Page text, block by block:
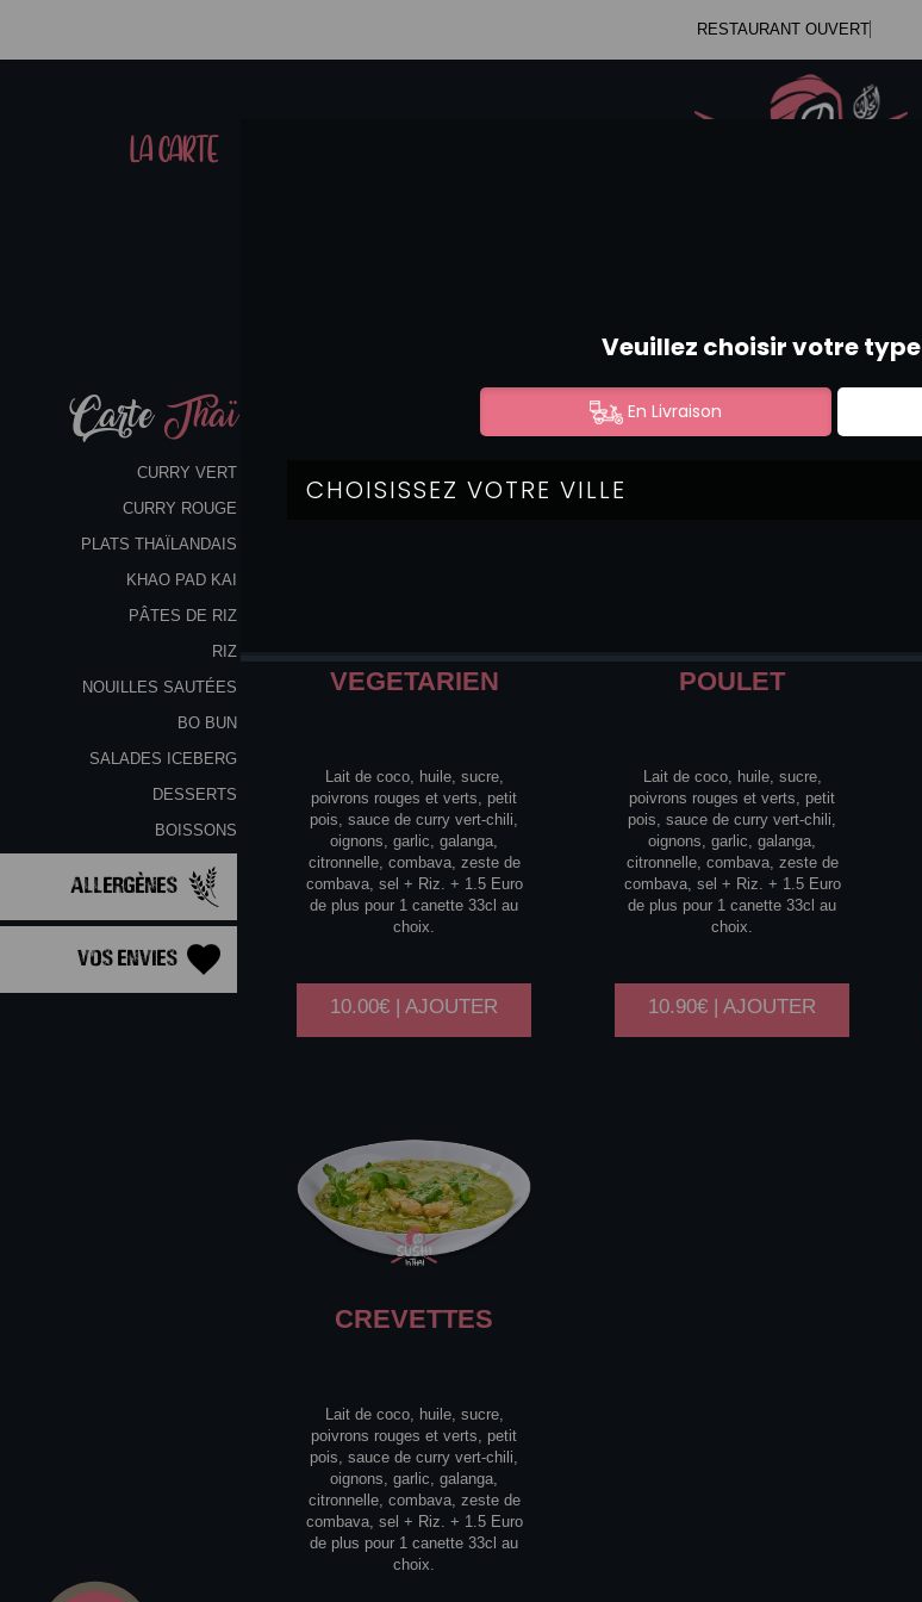
RESTAURANT OUVERT
LA CARTE
CarteThaï
CURRY VERT
CURRY ROUGE
PLATS THAÏLANDAIS
KHAO PAD KAI
PÂTES DE RIZ
RIZ
NOUILLES SAUTÉES
BO BUN
SALADES ICEBERG
DESSERTS
BOISSONS
Allergènes
Vos Envies
CURRY VERT
VEGETARIEN
Lait de coco, huile, sucre,
poivrons rouges et verts, petit
pois, sauce de curry vert-chili,
oignons, garlic, galanga,
citronnelle, combava, zeste de
combava, sel + Riz. + 1.5 Euro
de plus pour 1 canette 33cl au
choix.
10.00€ | AJOUTER
POULET
Lait de coco, huile, sucre,
poivrons rouges et verts, petit
pois, sauce de curry vert-chili,
oignons, garlic, galanga,
citronnelle, combava, zeste de
combava, sel + Riz. + 1.5 Euro
de plus pour 1 canette 33cl au
choix.
10.90€ | AJOUTER
CREVETTES
Lait de coco, huile, sucre,
poivrons rouges et verts, petit
pois, sauce de curry vert-chili,
oignons, garlic, galanga,
citronnelle, combava, zeste de
combava, sel + Riz. + 1.5 Euro
de plus pour 1 canette 33cl au
choix.